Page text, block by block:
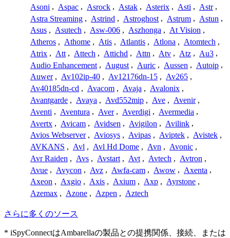
Asoni , Aspac , Asrock , Astak , Asterix , Asti , Astr ,
Astra Streaming , Astrind , Astroghost , Astrum , Astun ,
Asus , Asutech , Asw-006 , Aszhonga , At Vision ,
Atheros , Athome , Atis , Atlantis , Atlona , Atomtech ,
Atrix , Att , Attech , Attichd , Attn , Atv , Atz , Au3 ,
Audio Enhancement , August , Auric , Aussen , Autoip ,
Auwer , Av102ip-40 , Av12176dn-15 , Av265 ,
Av40185dn-cd , Avacom , Avaja , Avalonix ,
Avantgarde , Avaya , Avd552mip , Ave , Avenir ,
Aventi , Aventura , Aver , Averdigi , Avermedia ,
Avertx , Avicam , Avidsen , Avigilon , Avilink ,
Avios Webserver , Aviosys , Avipas , Aviptek , Avistek ,
AVKANS , Avl , Avl Hd Dome , Avn , Avonic ,
Avr Raiden , Avs , Avstart , Avt , Avtech , Avtron ,
Avue , Avycon , Avz , Awfa-cam , Awow , Axenta ,
Axeon , Axgio , Axis , Axium , Axp , Ayrstone ,
Azemax , Azone , Azpen , Aztech
さらに多くのソース
* iSpyConnectはAmbarellaの製品との提携関係、接続、または